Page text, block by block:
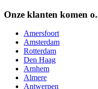
Onze klanten komen
Amersfoort
Amsterdam
Rotterdam
Den Haag
Arnhem
Almere
Antwerpen